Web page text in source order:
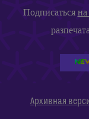
Подписаться
Архивная